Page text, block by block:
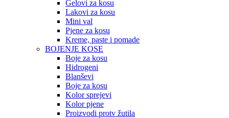
Gelovi za kosu
Lakovi za kosu
Mini val
Pjene za kosu
Kreme, paste i pomade
BOJENJE KOSE
Boje za kosu
Hidrogeni
Blanševi
Boje za kosu
Kolor sprejevi
Kolor pjene
Proizvodi protv žutila